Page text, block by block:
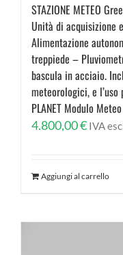
STAZIONE METEO
Unità di acquisizione
Alimentazione
treppiede –
bascula in acciaio.
meteorologici, e
PLANET Modulo
4.800,00€ IVA
Aggiungi al carrello